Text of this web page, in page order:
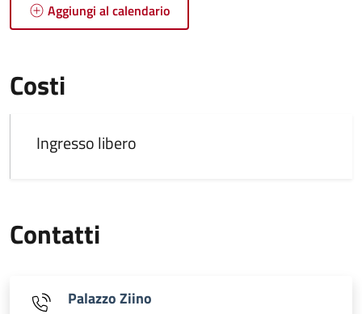
Aggiungi al calendario
Costi
Ingresso libero
Contatti
Palazzo Ziino